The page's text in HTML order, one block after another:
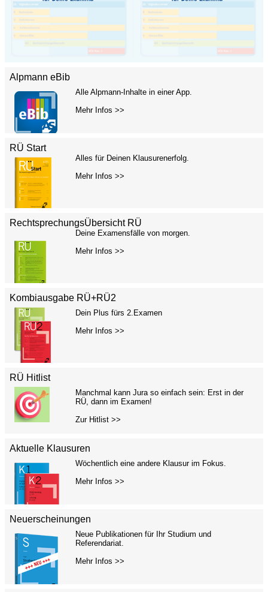
Alpmann eBib
Alle Alpmann-Inhalte in einer App.
Mehr Infos >>
RÜ Start
Alles für Deinen Klausurenerfolg.
Mehr Infos >>
RechtsprechungsÜbersicht RÜ
Deine Examensfälle von morgen.
Mehr Infos >>
Kombiausgabe RÜ+RÜ2
Dein Plus fürs 2.Examen
Mehr Infos >>
RÜ Hitlist
Manchmal kann Jura so einfach sein: Erst in der
RÜ, dann im Examen!
Zur Hitlist >>
Aktuelle Klausuren
Wöchentlich eine andere Klausur im Fokus.
Mehr Infos >>
Neuerscheinungen
Neue Publikationen für Ihr Studium und
Referendariat.
Mehr Infos >>